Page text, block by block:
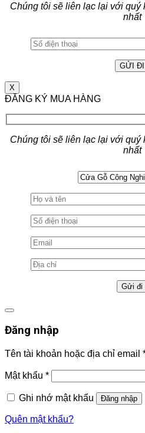
Chúng tôi sẽ liên lạc lại với quý
nhất
X
ĐĂNG KÝ MUA HÀNG
Chúng tôi sẽ liên lạc lại với quý
nhất
Đăng nhập
Tên tài khoản hoặc địa chỉ email
Mật khẩu *
Ghi nhớ mật khẩu Đăng nhập
Quên mật khẩu?